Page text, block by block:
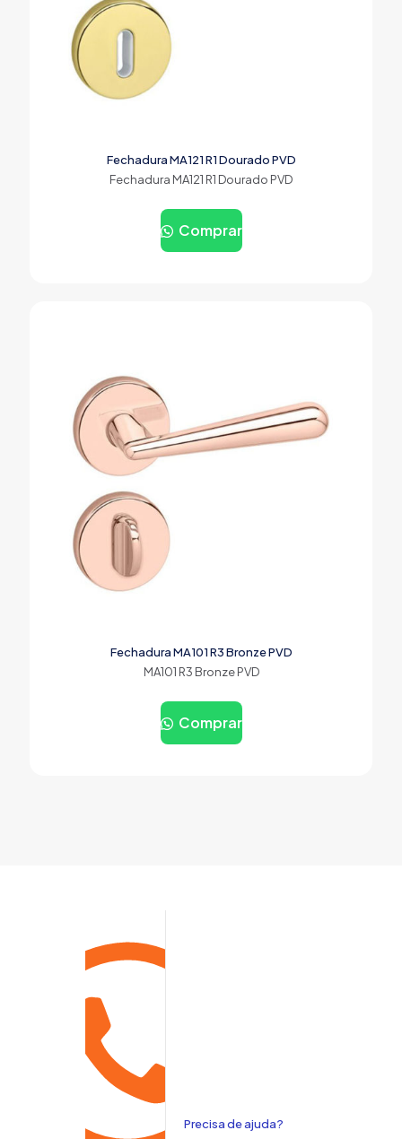
Fechadura MA121 R1 Dourado PVD
Fechadura MA121 R1 Dourado PVD
Comprar
Fechadura MA101 R3 Bronze PVD
MA101 R3 Bronze PVD
Comprar
Precisa de ajuda?